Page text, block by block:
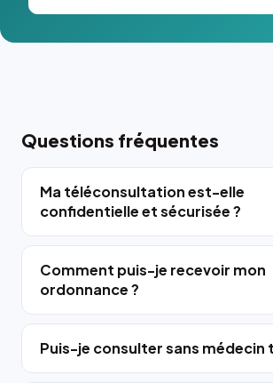
Questions fréquentes
Ma téléconsultation est-elle
confidentielle et sécurisée ?
Comment puis-je recevoir mon
ordonnance ?
Puis-je consulter sans médecin